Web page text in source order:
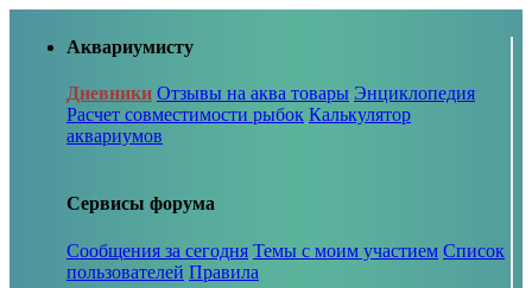
Аквариумисту
Дневники Отзывы на аква товары Энциклопедия
Расчет совместимости рыбок Калькулятор
аквариумов
Сервисы форума
Сообщения за сегодня Темы с моим участием Список
пользователей Правила